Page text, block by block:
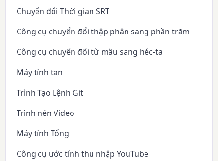
Chuyển đổi Thời gian SRT
Công cụ chuyển đổi thập phân sang phần trăm
Công cụ chuyển đổi từ mẫu sang héc-ta
Máy tính tan
Trình Tạo Lệnh Git
Trình nén Video
Máy tính Tổng
Công cụ ước tính thu nhập YouTube